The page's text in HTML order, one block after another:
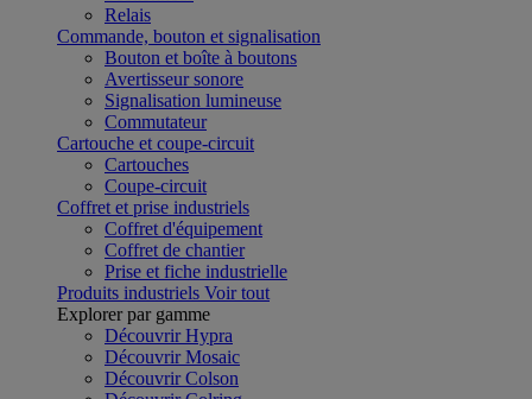
Relais
Commande, bouton et signalisation
Bouton et boîte à boutons
Avertisseur sonore
Signalisation lumineuse
Commutateur
Cartouche et coupe-circuit
Cartouches
Coupe-circuit
Coffret et prise industriels
Coffret d'équipement
Coffret de chantier
Prise et fiche industrielle
Produits industriels Voir tout
Explorer par gamme
Découvrir Hypra
Découvrir Mosaic
Découvrir Colson